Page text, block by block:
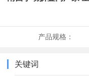
产品规格：
关键词